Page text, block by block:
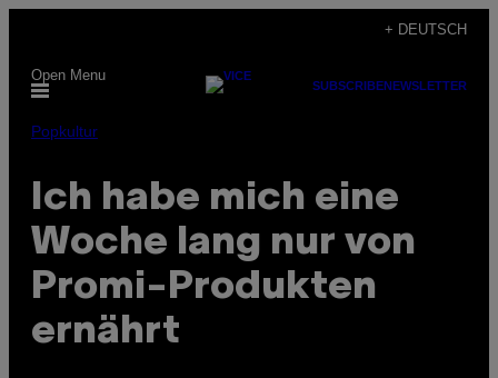
content
+ DEUTSCH
Open Menu
SUBSCRIBENEWSLETTER
Popkultur
Ich habe mich eine
Woche lang nur von
Promi-Produkten
ernährt